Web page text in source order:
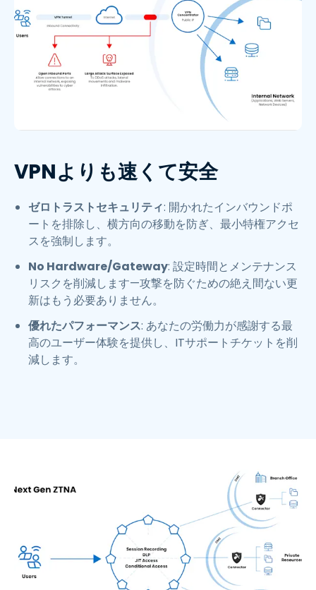
VPNよりも速くて安全​
ゼロトラストセキュリティ: 開かれたインバウンドポ
ートを排除し、横方向の移動を防ぎ、最小特権アクセ
スを強制します。
No Hardware/Gateway: 設定時間とメンテナンス
リスクを削減します—攻撃を防ぐための絶え間ない更
新はもう必要ありません。​
優れたパフォーマンス: あなたの労働力が感謝する最
高のユーザー体験を提供し、ITサポートチケットを削
減します。